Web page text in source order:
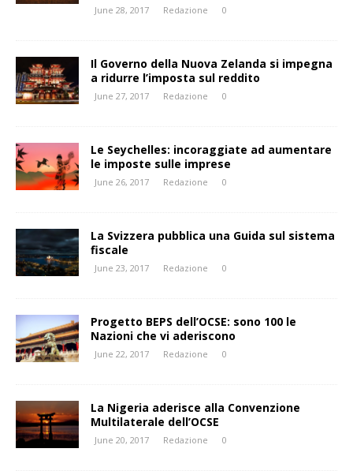
June 28, 2017 Redazione 0
Il Governo della Nuova Zelanda si impegna
a ridurre l’imposta sul reddito
June 27, 2017 Redazione 0
Le Seychelles: incoraggiate ad aumentare
le imposte sulle imprese
June 26, 2017 Redazione 0
La Svizzera pubblica una Guida sul sistema
fiscale
June 23, 2017 Redazione 0
Progetto BEPS dell’OCSE: sono 100 le
Nazioni che vi aderiscono
June 22, 2017 Redazione 0
La Nigeria aderisce alla Convenzione
Multilaterale dell’OCSE
June 20, 2017 Redazione 0